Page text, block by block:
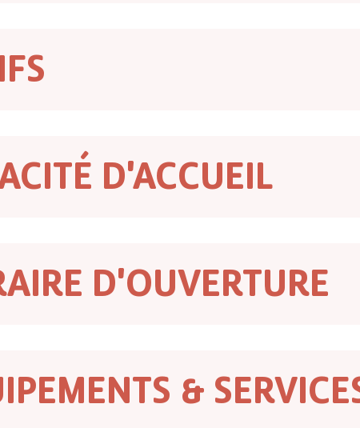
D'ACCUEIL
D'OUVERTURE
&